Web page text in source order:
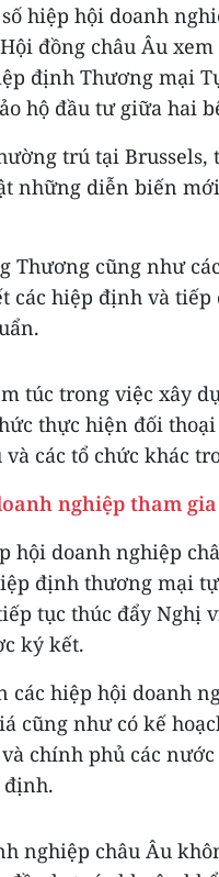
hiệp hội doanh
đồng châu Âu
định Thương mại
hộ đầu tư giữa hai
trú tại Brussels,
những diễn biến
Thương cũng như
các hiệp định và
túc trong việc xây
thực hiện đối
các tổ chức khác
nghiệp tham
hội doanh nghiệp
định thương mại
tục thúc đẩy Nghị
ký kết.
các hiệp hội doanh
cũng như có kế
chính phủ các
định.
nghiệp châu Âu